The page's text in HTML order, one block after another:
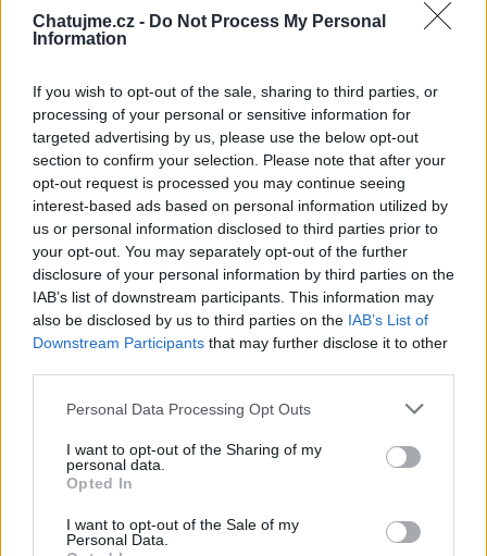
Chatujme.cz - Do Not Process My Personal
Information
If you wish to opt-out of the sale, sharing to third parties, or
processing of your personal or sensitive information for
targeted advertising by us, please use the below opt-out
section to confirm your selection. Please note that after your
opt-out request is processed you may continue seeing
interest-based ads based on personal information utilized by
us or personal information disclosed to third parties prior to
your opt-out. You may separately opt-out of the further
disclosure of your personal information by third parties on the
IAB’s list of downstream participants. This information may
also be disclosed by us to third parties on the IAB’s List of
Downstream Participants that may further disclose it to other
Personal Data Processing Opt Outs
I want to opt-out of the Sharing of my
personal data.
Opted In
I want to opt-out of the Sale of my
Personal Data.
Tato kytka je pro magnetického.chla­pečka,
Důvod jsem se dozvěděla o rok a půl později.
Pokoj tvojí duši, chlapečku.
Přihlásit se a odpovědět
Smazaný Předmět: 26.03.19 19:48:55
Je to už tri roky, čo sa na nás pozerá už len tam z